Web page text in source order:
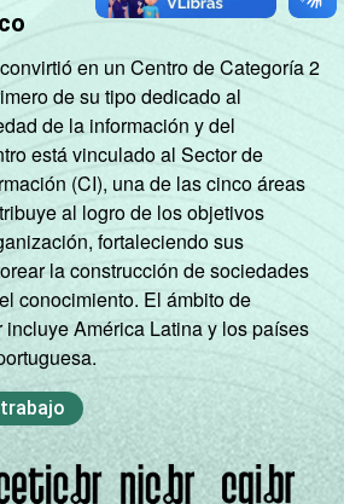
en un Centro de Categoría 2
de su tipo dedicado al
de la información y del
está vinculado al Sector de
(CI), una de las cinco áreas
al logro de los objetivos
fortaleciendo sus
la construcción de sociedades
conocimiento. El ámbito de
América Latina y los países